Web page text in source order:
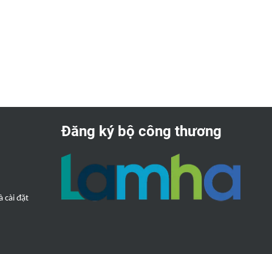
cài đặt
Đăng ký bộ công thương